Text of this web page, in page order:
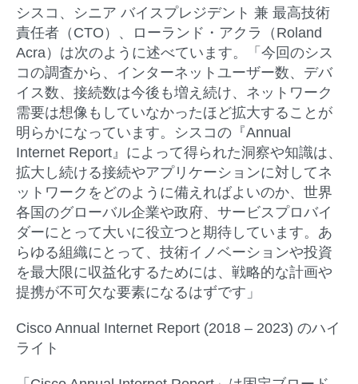
シスコ、シニア バイスプレジデント 兼 最高技術
責任者（CTO）、ローランド・アクラ（Roland
Acra）は次のように述べています。「今回のシス
コの調査から、インターネットユーザー数、デバ
イス数、接続数は今後も増え続け、ネットワーク
需要は想像もしていなかったほど拡大することが
明らかになっています。シスコの『Annual
Internet Report』によって得られた洞察や知識は、
拡大し続ける接続やアプリケーションに対してネ
ットワークをどのように備えればよいのか、世界
各国のグローバル企業や政府、サービスプロバイ
ダーにとって大いに役立つと期待しています。あ
らゆる組織にとって、技術イノベーションや投資
を最大限に収益化するためには、戦略的な計画や
提携が不可欠な要素になるはずです」
Cisco Annual Internet Report (2018 – 2023) のハイ
ライト